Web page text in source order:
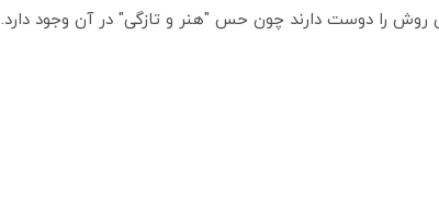
را دوست دارند چون حس "هنر و تازگی" در آن وجود دارد.